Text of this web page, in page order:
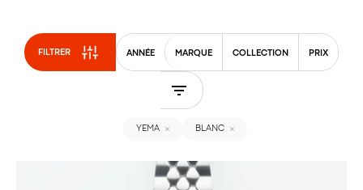
FILTRER ANNÉE MARQUE COLLECTION PRIX
YEMA BLANC